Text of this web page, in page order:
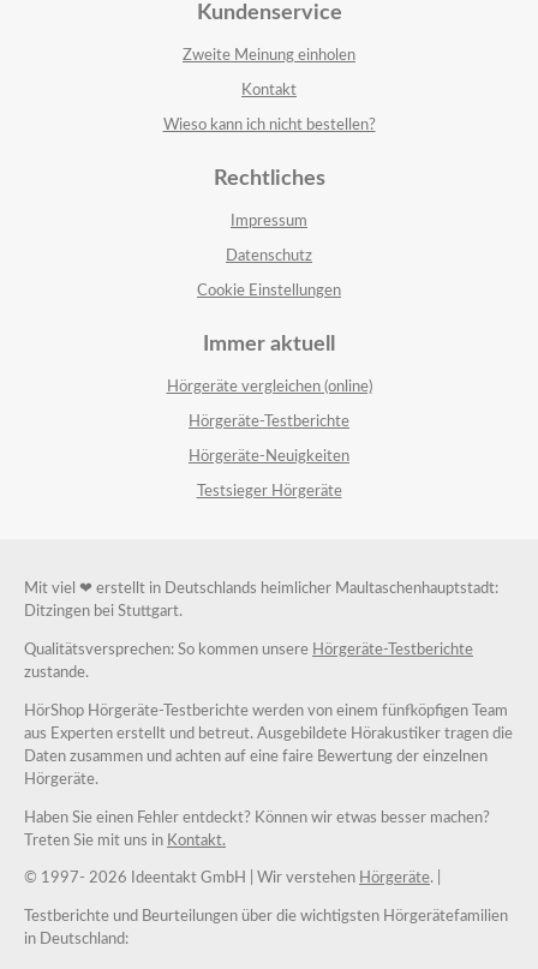
Kundenservice
Zweite Meinung einholen
Kontakt
Wieso kann ich nicht bestellen?
Rechtliches
Impressum
Datenschutz
Cookie Einstellungen
Immer aktuell
Hörgeräte vergleichen (online)
Hörgeräte-Testberichte
Hörgeräte-Neuigkeiten
Testsieger Hörgeräte
Mit viel ❤ erstellt in Deutschlands heimlicher Maultaschenhauptstadt:
Ditzingen bei Stuttgart.
Qualitätsversprechen: So kommen unsere Hörgeräte-Testberichte
zustande.
HörShop Hörgeräte-Testberichte werden von einem fünfköpfigen Team
aus Experten erstellt und betreut. Ausgebildete Hörakustiker tragen die
Daten zusammen und achten auf eine faire Bewertung der einzelnen
Hörgeräte.
Haben Sie einen Fehler entdeckt? Können wir etwas besser machen?
Treten Sie mit uns in Kontakt.
© 1997- 2026 Ideentakt GmbH | Wir verstehen Hörgeräte. |
Testberichte und Beurteilungen über die wichtigsten Hörgerätefamilien
in Deutschland: